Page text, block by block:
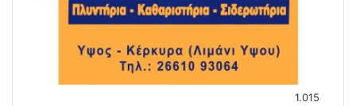
1.015